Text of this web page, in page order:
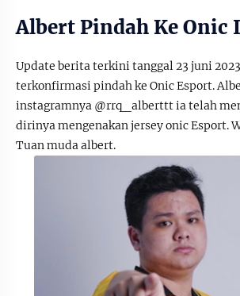
Albert Pindah Ke Onic
Update berita terkini tanggal 23 juni
terkonfirmasi pindah ke Onic Esport.
instagramnya @rrq_alberttt ia telah
dirinya mengenakan jersey onic Esport.
Tuan muda albert.